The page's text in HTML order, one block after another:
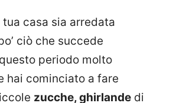
tua casa sia arredata
ciò che succede
periodo molto
hai cominciato a fare
zucche, ghirlande di